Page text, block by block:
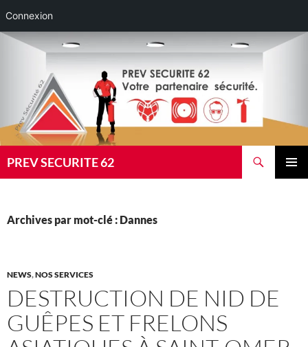
Connexion
Aller
PREV SECURITE 62
Archives par mot-clé : Dannes
NEWS,NOS SERVICES
DESTRUCTION DE NID DE
GUÊPES ET FRELONS